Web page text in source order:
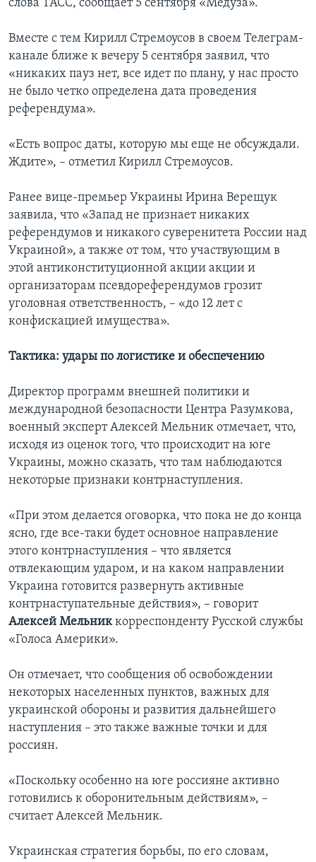
слова ТАСС, сообщает 5 сентября «Медуза».
Вместе с тем Кирилл Стремоусов в своем Телеграм-
канале ближе к вечеру 5 сентября заявил, что
«никаких пауз нет, все идет по плану, у нас просто
не было четко определена дата проведения
референдума».
«Есть вопрос даты, которую мы еще не обсуждали.
Ждите», – отметил Кирилл Стремоусов.
Ранее вице-премьер Украины Ирина Верещук
заявила, что «Запад не признает никаких
референдумов и никакого суверенитета России над
Украиной», а также от том, что участвующим в
этой антиконституционной акции акции и
организаторам псевдореферендумов грозит
уголовная ответственность, – «до 12 лет с
конфискацией имущества».
Тактика: удары по логистике и обеспечению
Директор программ внешней политики и
международной безопасности Центра Разумкова,
военный эксперт Алексей Мельник отмечает, что,
исходя из оценок того, что происходит на юге
Украины, можно сказать, что там наблюдаются
некоторые признаки контрнаступления.
«При этом делается оговорка, что пока не до конца
ясно, где все-таки будет основное направление
этого контрнаступления – что является
отвлекающим ударом, и на каком направлении
Украина готовится развернуть активные
контрнаступательные действия», – говорит
Алексей Мельниккорреспонденту Русской службы
«Голоса Америки».
Он отмечает, что сообщения об освобождении
некоторых населенных пунктов, важных для
украинской обороны и развития дальнейшего
наступления – это также важные точки и для
россиян.
«Поскольку особенно на юге россияне активно
готовились к оборонительным действиям», –
считает Алексей Мельник.
Украинская стратегия борьбы, по его словам,